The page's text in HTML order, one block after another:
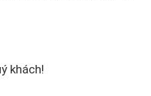
khách!